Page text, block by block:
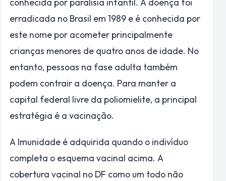
erradicada no Brasil em 1989 e é conhecida por
este nome por acometer principalmente
crianças menores de quatro anos de idade. No
entanto, pessoas na fase adulta também
podem contrair a doença. Para manter a
capital federal livre da poliomielite, a principal
estratégia é a vacinação.
A Imunidade é adquirida quando o indivíduo
completa o esquema vacinal acima. A
cobertura vacinal no DF como um todo não